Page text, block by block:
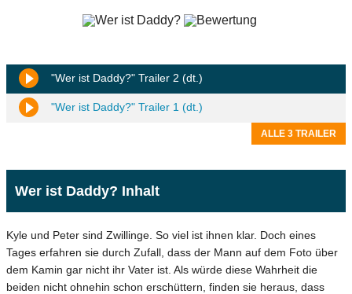
"Wer ist Daddy?" Trailer 2 (dt.)
"Wer ist Daddy?" Trailer 1 (dt.)
ALLE 3 TRAILER
Wer ist Daddy? Inhalt
Kyle und Peter sind Zwillinge. So viel ist ihnen klar. Doch eines
Tages erfahren sie durch Zufall, dass der Mann auf dem Foto über
dem Kamin gar nicht ihr Vater ist. Als würde diese Wahrheit die
beiden nicht ohnehin schon erschüttern, finden sie heraus, dass